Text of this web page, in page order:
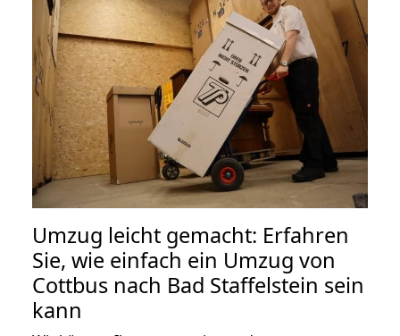
Umzug leicht gemacht: Erfahren
Sie, wie einfach ein Umzug von
Cottbus nach Bad Staffelstein sein
kann